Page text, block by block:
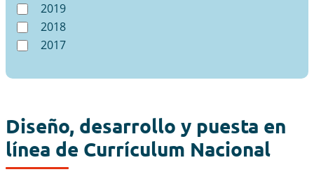
2019
2018
2017
Diseño, desarrollo y puesta en
línea de Currículum Nacional